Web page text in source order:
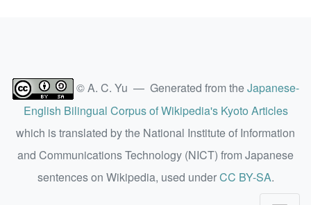
© A. C. Yu — Generated from theJapanese-
English Bilingual Corpus of Wikipedia's Kyoto Articles
which is translated by the National Institute of Information
and Communications Technology (NICT) from Japanese
sentences on Wikipedia, used underCC BY-SA.